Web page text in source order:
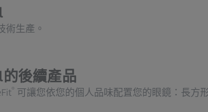
術生產。
後續產品
® 可讓您依您的個人品味配置您的眼鏡：長方